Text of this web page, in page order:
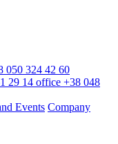
050 324 42 60
29 14 office +38 048
Events Company